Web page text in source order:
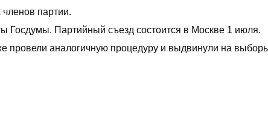
партии.
Госдумы. Партийный съезд состоится в Москве 1 июля.
провели аналогичную процедуру и выдвинули на